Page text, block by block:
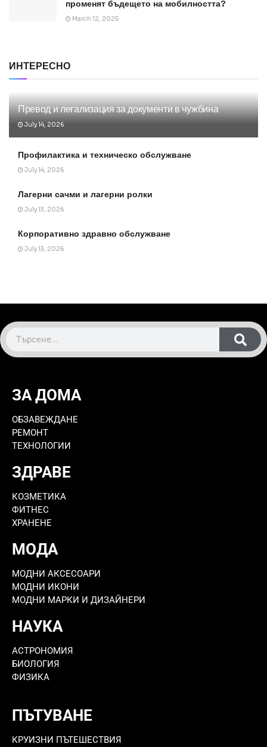
променят бъдещето на мобилността?
March 12, 2025
ИНТЕРЕСНО
Превод и легализация за документи в чужбина
July 14, 2026
Профилактика и техническо обслужване
July 14, 2026
Лагерни сачми и лагерни ролки
July 13, 2026
Корпоративно здравно обслужване
July 13, 2026
ЗА ДОМА
ОБЗАВЕЖДАНЕ
РЕМОНТ
ТЕХНОЛОГИИ
ЗДРАВЕ
КОЗМЕТИКА
ФИТНЕС
ХРАНЕНЕ
МОДА
МОДНИ АКСЕСОАРИ
МОДНИ ИКОНИ
МОДНИ МАРКИ И ДИЗАЙНЕРИ
НАУКА
АСТРОНОМИЯ
БИОЛОГИЯ
ФИЗИКА
ПЪТУВАНЕ
КРУИЗНИ ПЪТЕШЕСТВИЯ